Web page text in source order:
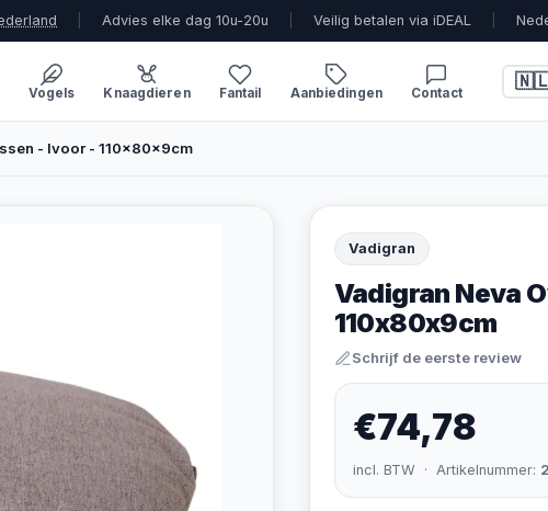
Advies elke dag 10u-20u Veilig betalen via iDEAL
Vogels Knaagdieren Fantail Aanbiedingen Contact
- Ivoor - 110x80x9cm
Vadigran
Vadigran Neva
110x80x9cm
Schrijf de eerste review
€74,78
incl. BTW · Artikelnummer: